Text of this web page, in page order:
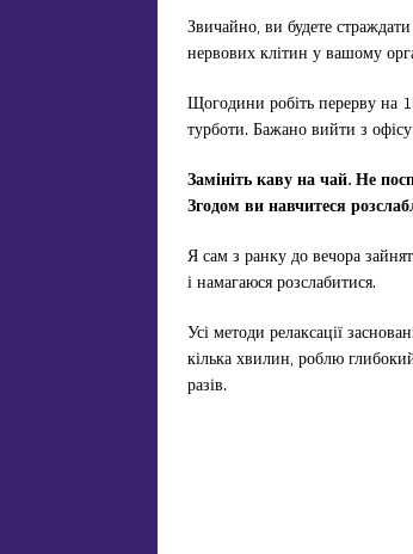
Звичайно, ви будете
нервових клітин у вашому
Щогодини робіть перерву на
турботи. Бажано вийти з
Замініть каву на чай. Не
Згодом ви навчитеся
Я сам з ранку до вечора
і намагаюся розслабитися.
Усі методи релаксації
кілька хвилин, роблю
разів.